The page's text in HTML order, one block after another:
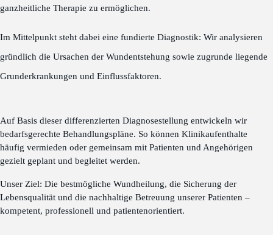
ganzheitliche Therapie zu ermöglichen.
Im Mittelpunkt steht dabei eine fundierte Diagnostik: Wir analysieren
gründlich die Ursachen der Wundentstehung sowie zugrunde liegende
Grunderkrankungen und Einflussfaktoren.
Auf Basis dieser differenzierten Diagnosestellung entwickeln wir
bedarfsgerechte Behandlungspläne. So können Klinikaufenthalte
häufig vermieden oder gemeinsam mit Patienten und Angehörigen
gezielt geplant und begleitet werden.
Unser Ziel: Die bestmögliche Wundheilung, die Sicherung der
Lebensqualität und die nachhaltige Betreuung unserer Patienten –
kompetent, professionell und patientenorientiert.